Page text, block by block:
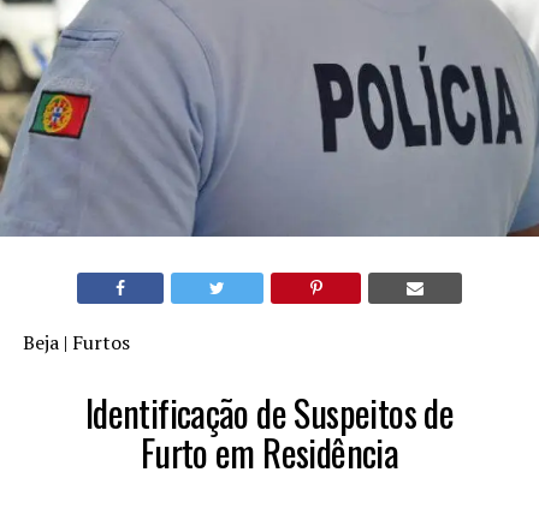
Beja | Furtos
Identificação de Suspeitos de
Furto em Residência